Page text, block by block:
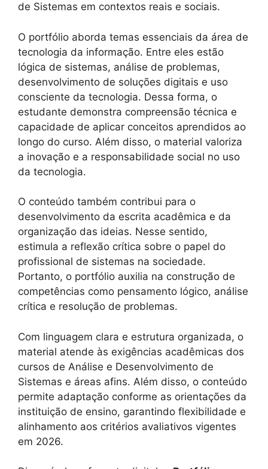
de Sistemas em contextos reais e sociais.
O portfólio aborda temas essenciais da área de
tecnologia da informação. Entre eles estão
lógica de sistemas, análise de problemas,
desenvolvimento de soluções digitais e uso
consciente da tecnologia. Dessa forma, o
estudante demonstra compreensão técnica e
capacidade de aplicar conceitos aprendidos ao
longo do curso. Além disso, o material valoriza
a inovação e a responsabilidade social no uso
da tecnologia.
O conteúdo também contribui para o
desenvolvimento da escrita acadêmica e da
organização das ideias. Nesse sentido,
estimula a reflexão crítica sobre o papel do
profissional de sistemas na sociedade.
Portanto, o portfólio auxilia na construção de
competências como pensamento lógico, análise
crítica e resolução de problemas.
Com linguagem clara e estrutura organizada, o
material atende às exigências acadêmicas dos
cursos de Análise e Desenvolvimento de
Sistemas e áreas afins. Além disso, o conteúdo
permite adaptação conforme as orientações da
instituição de ensino, garantindo flexibilidade e
alinhamento aos critérios avaliativos vigentes
em 2026.